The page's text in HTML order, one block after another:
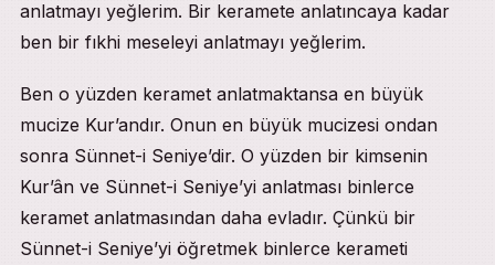
anlatmayı yeğlerim. Bir keramete anlatıncaya kadar
ben bir fıkhi meseleyi anlatmayı yeğlerim.
Ben o yüzden keramet anlatmaktansa en büyük
mucize Kur’andır. Onun en büyük mucizesi ondan
sonra Sünnet-i Seniye’dir. O yüzden bir kimsenin
Kur’ân ve Sünnet-i Seniye’yi anlatması binlerce
keramet anlatmasından daha evladır. Çünkü bir
Sünnet-i Seniye’yi öğretmek binlerce kerameti